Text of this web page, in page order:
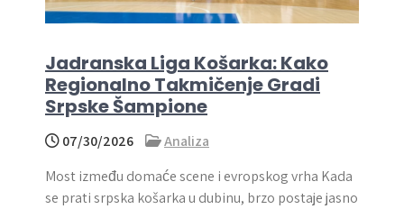
Jadranska Liga Košarka: Kako
Regionalno Takmičenje Gradi
Srpske Šampione
07/30/2026
Analiza
Most između domaće scene i evropskog vrha Kada
se prati srpska košarka u dubinu, brzo postaje jasno